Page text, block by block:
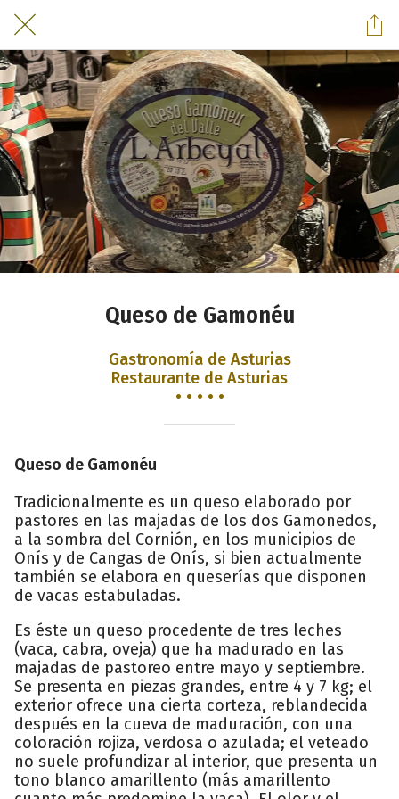
Queso de Gamonéu
Gastronomía de Asturias
Restaurante de Asturias
• • • • •
Queso de Gamonéu
Tradicionalmente es un queso elaborado por
pastores en las majadas de los dos Gamonedos,
a la sombra del Cornión, en los municipios de
Onís y de Cangas de Onís, si bien actualmente
también se elabora en queserías que disponen
de vacas estabuladas.
Es éste un queso procedente de tres leches
(vaca, cabra, oveja) que ha madurado en las
majadas de pastoreo entre mayo y septiembre.
Se presenta en piezas grandes, entre 4 y 7 kg; el
exterior ofrece una cierta corteza, reblandecida
después en la cueva de maduración, con una
coloración rojiza, verdosa o azulada; el veteado
no suele profundizar al interior, que presenta un
tono blanco amarillento (más amarillento